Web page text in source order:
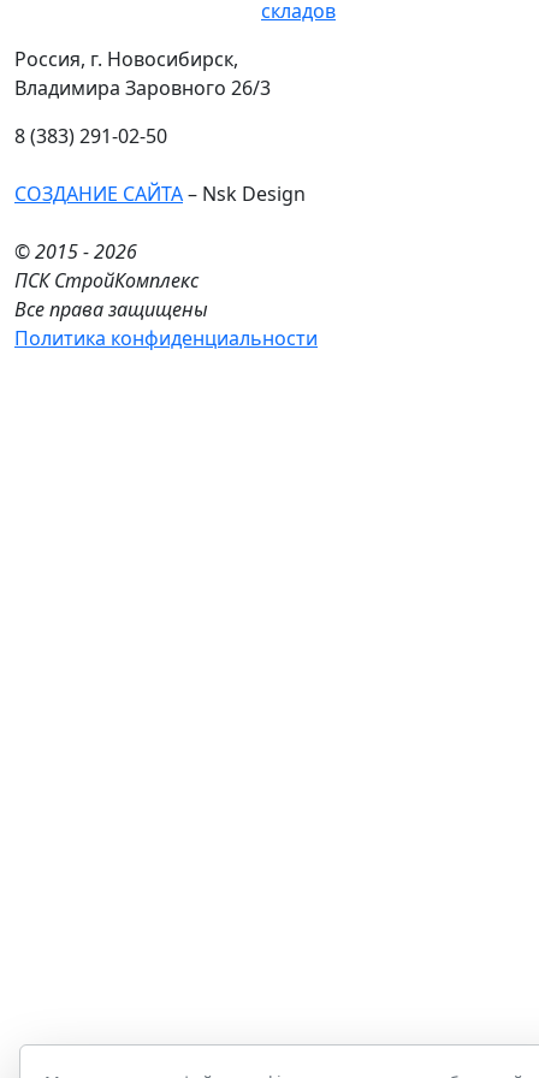
складов
Россия, г. Новосибирск,
Владимира Заровного 26/3
8 (383) 291-02-50
СОЗДАНИЕ САЙТА– Nsk Design
© 2015 - 2026
ПСК СтройКомплекс
Все права защищены
Политика конфиденциальности